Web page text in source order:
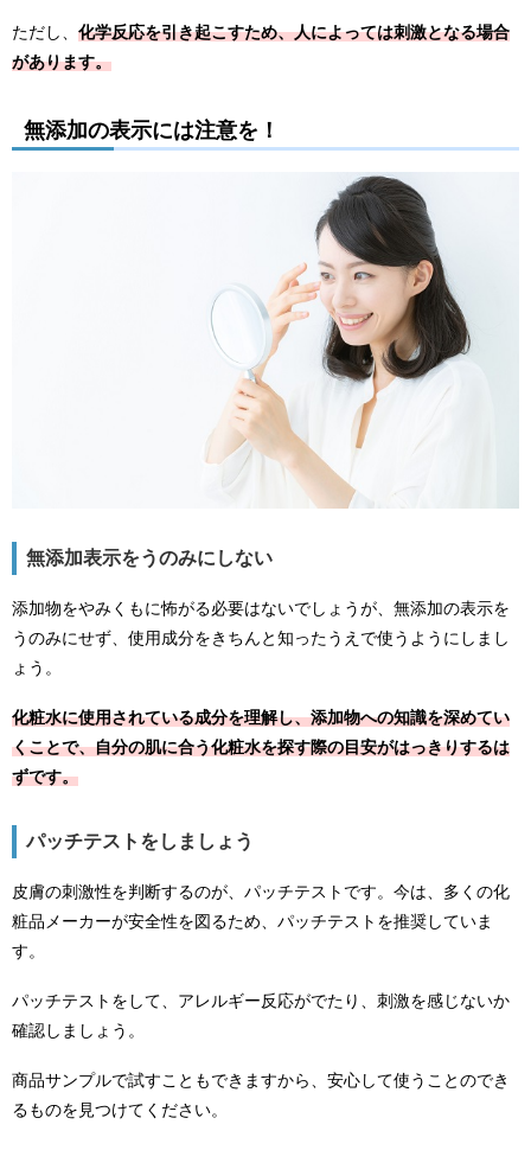
ただし、 化学反応を引き起こすため、人によっては刺激となる場合
があります。
無添加の表示には注意を！
無添加表示をうのみにしない
添加物をやみくもに怖がる必要はないでしょうが、無添加の表示を
うのみにせず、使用成分をきちんと知ったうえで使うようにしまし
ょう。
化粧水に使用されている成分を理解し、添加物への知識を深めてい
くことで、自分の肌に合う化粧水を探す際の目安がはっきりするは
ずです。
パッチテストをしましょう
皮膚の刺激性を判断するのが、パッチテストです。今は、多くの化
粧品メーカーが安全性を図るため、パッチテストを推奨していま
す。
パッチテストをして、アレルギー反応がでたり、刺激を感じないか
確認しましょう。
商品サンプルで試すこともできますから、安心して使うことのでき
るものを見つけてください。